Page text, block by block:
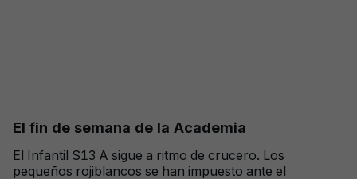
El fin de semana de la Academia
El Infantil S13 A sigue a ritmo de crucero. Los
pequeños rojiblancos se han impuesto ante el